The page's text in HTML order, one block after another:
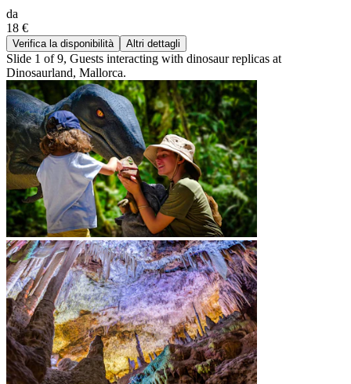
da
18 €
Verifica la disponibilità Altri dettagli
Slide 1 of 9, Guests interacting with dinosaur replicas at
Dinosaurland, Mallorca.